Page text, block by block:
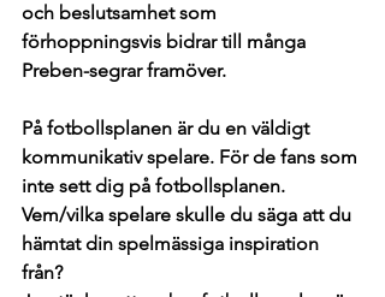
och beslutsamhet som
förhoppningsvis bidrar till många
Preben-segrar framöver.
På fotbollsplanen är du en väldigt
kommunikativ spelare. För de fans som
inte sett dig på fotbollsplanen.
Vem/vilka spelare skulle du säga att du
hämtat din spelmässiga inspiration
från?